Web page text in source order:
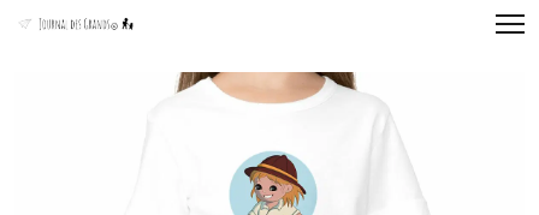
Panneau de gestion des cookies